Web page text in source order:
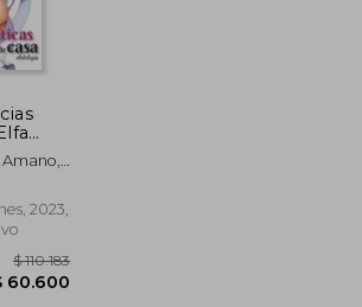
Kinta
Kano.
2023,